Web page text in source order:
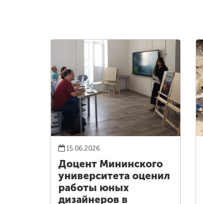
15.06.2026
Доцент Мининского
университета оценил
работы юных
дизайнеров в